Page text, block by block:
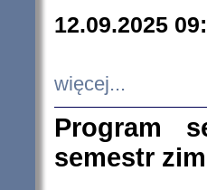
12.09.2025
więcej...
Program
semestr